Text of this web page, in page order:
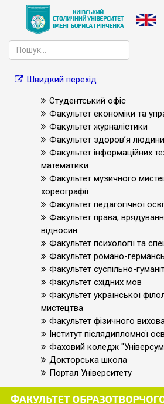
Швидкий перехід
Студентський офіс
Факультет економіки та
Факультет журналістики
Факультет здоров’я людини
Факультет інформаційних
математики
Факультет музичного
хореографії
Факультет педагогічної
Факультет права,
відносин
Факультет психології та
Факультет романо-
Факультет суспільно-
Факультет східних мов
Факультет української
мистецтва
Факультет фізичного
Інститут післядипломної
Фаховий коледж
Докторська школа
Портал Університету